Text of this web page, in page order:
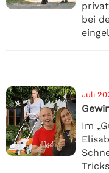
bei
Juli
Im